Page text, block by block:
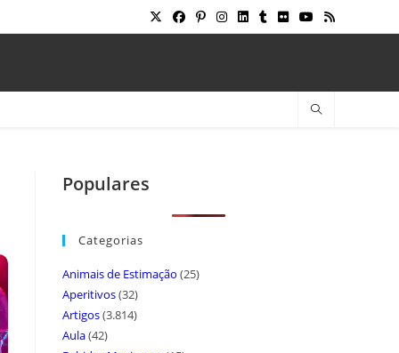
Populares
Categorias
Animais de Estimação (25)
Aperitivos(32)
Artigos(3.814)
Aula(42)